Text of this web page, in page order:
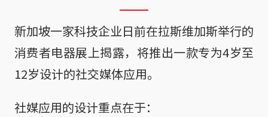
新加坡一家科技企业日前在拉斯维加斯举行的
消费者电器展上揭露，将推出一款专为4岁至
12岁设计的社交媒体应用。
社媒应用的设计重点在于：